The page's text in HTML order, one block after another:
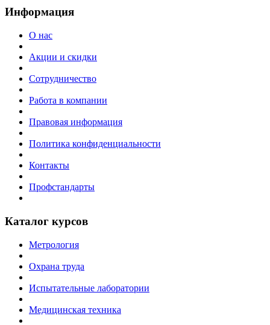
Информация
О нас
Акции и скидки
Сотрудничество
Работа в компании
Правовая информация
Политика конфиденциальности
Контакты
Профстандарты
Каталог курсов
Метрология
Охрана труда
Испытательные лаборатории
Медицинская техника